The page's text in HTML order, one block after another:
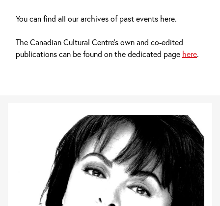
You can find all our archives of past events here.
The Canadian Cultural Centre’s own and co-edited
publications can be found on the dedicated page here.